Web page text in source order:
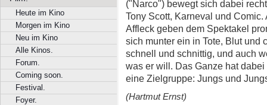
Heute im Kino
Morgen im Kino
Neu im Kino
Alle Kinos.
Forum.
Coming soon.
Festival.
Foyer.
("Narco") bewegt sich dabei
Tony Scott, Karneval und
Affleck geben dem Spektakel
sich munter ein in Tote, Blut und
schnell und schnittig, und auch
was er will. Das Ganze hat
eine Zielgruppe: Jungs und
(Hartmut Ernst)